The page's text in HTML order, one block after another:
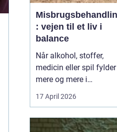
: vejen til et liv i
balance
Når alkohol, stoffer,
medicin eller spil fylder
mere og mere i
hverdagen, bliver
grænsen mellem vane
sløret. Mange forsøger
17 April 2026